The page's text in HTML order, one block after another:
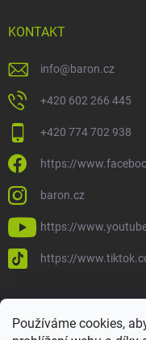
Používáme cookies,
KONTAKT
info@baron.cz
+420 602 266 445
+420 774 702 938
https://
baron.cz
https://
https://